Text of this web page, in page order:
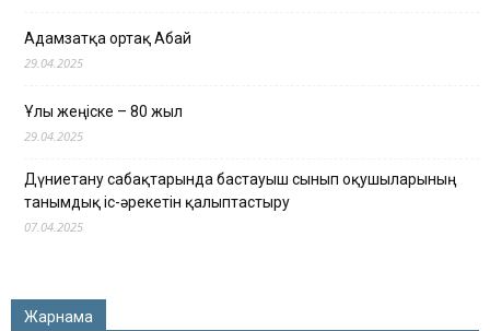
Адамзатқа ортақ Абай
29.04.2025
Ұлы жеңіске – 80 жыл
29.04.2025
Дүниетану сабақтарында бастауыш сынып оқушыларының
танымдық іс-әрекетін қалыптастыру
07.04.2025
Жарнама